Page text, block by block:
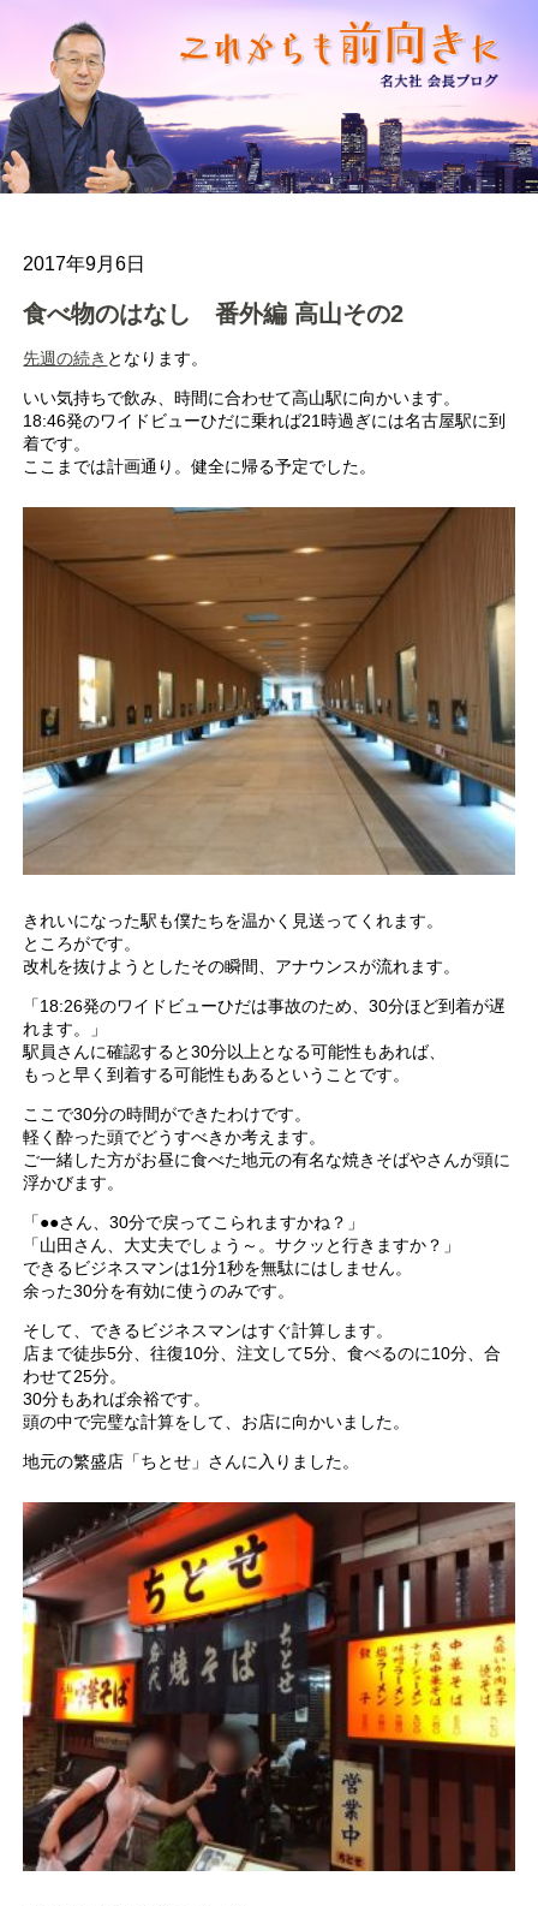
2017年9月6日
食べ物のはなし 番外編 高山その2
先週の続き となります。
いい気持ちで飲み、時間に合わせて高山駅に向かいます。
18:46発のワイドビューひだに乗れば21時過ぎには名古屋駅に到
着です。
ここまでは計画通り。健全に帰る予定でした。
きれいになった駅も僕たちを温かく見送ってくれます。
ところがです。
改札を抜けようとしたその瞬間、アナウンスが流れます。
「18:26発のワイドビューひだは事故のため、30分ほど到着が遅
れます。」
駅員さんに確認すると30分以上となる可能性もあれば、
もっと早く到着する可能性もあるということです。
ここで30分の時間ができたわけです。
軽く酔った頭でどうすべきか考えます。
ご一緒した方がお昼に食べた地元の有名な焼きそばやさんが頭に
浮かびます。
「●●さん、30分で戻ってこられますかね？」
「山田さん、大丈夫でしょう～。サクッと行きますか？」
できるビジネスマンは1分1秒を無駄にはしません。
余った30分を有効に使うのみです。
そして、できるビジネスマンはすぐ計算します。
店まで徒歩5分、往復10分、注文して5分、食べるのに10分、合
わせて25分。
30分もあれば余裕です。
頭の中で完璧な計算をして、お店に向かいました。
地元の繁盛店「ちとせ」さんに入りました。